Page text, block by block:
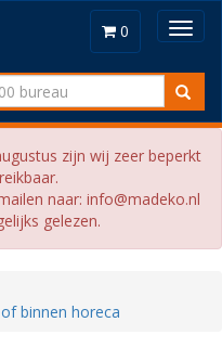
0
zijn wij zeer beperkt
naar: info@madeko.nl
gelezen.
binnen horeca